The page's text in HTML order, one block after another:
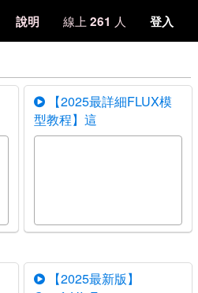
說明 線上 261 人 登入
【2025最詳細FLUX模
型教程】這
【2025最新版】